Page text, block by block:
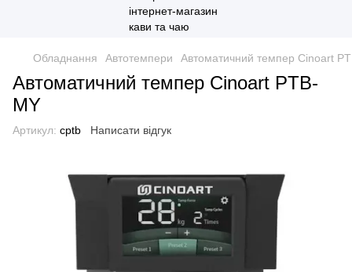
Обладнання Автотемпери Автоматичний темпер Cinoart
Автоматичний темпер Cinoart PTB-
MY
Артикул: cptb Написати відгук